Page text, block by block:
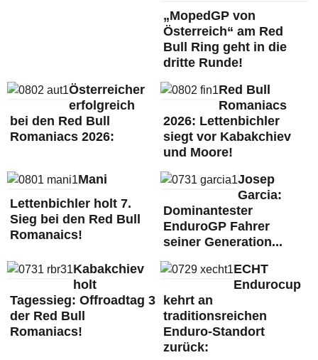
„MopedGP von
Österreich“ am Red
Bull Ring geht in die
dritte Runde!
Österreicher
erfolgreich
bei den Red Bull
Romaniacs 2026:
Red Bull
Romaniacs
2026: Lettenbichler
siegt vor Kabakchiev
und Moore!
Mani
Lettenbichler holt 7.
Sieg bei den Red Bull
Romanaics!
Josep
Garcia:
Dominantester
EnduroGP Fahrer
seiner Generation...
Kabakchiev
holt
Tagessieg: Offroadtag 3
der Red Bull
Romaniacs!
ECHT
Endurocup
kehrt an
traditionsreichen
Enduro-Standort
zurück: